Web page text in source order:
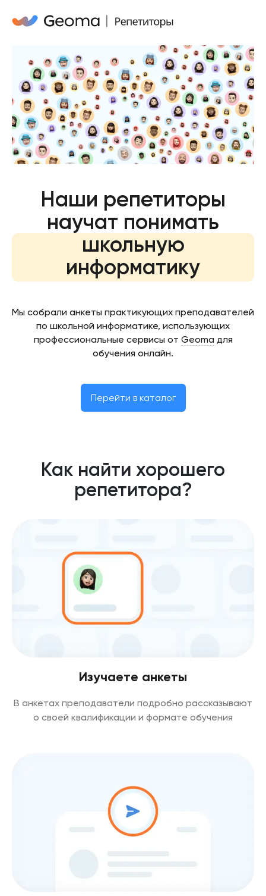
Наши репетиторы
научат понимать
школьную
информатику
Мы собрали анкеты практикующих преподавателей
по школьной информатике, использующих
профессиональные сервисы от Geoma для
обучения онлайн.
Перейти в каталог
Как найти хорошего
репетитора?
Изучаете анкеты
В анкетах преподаватели подробно рассказывают
о своей квалификации и формате обучения